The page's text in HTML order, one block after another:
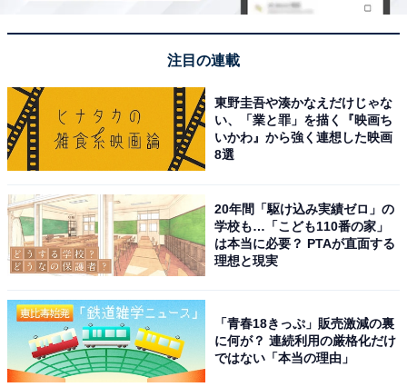
設置しても運転中の視界の邪魔になりません。シン
っきりとなじむと思います。
SDカードの定期フォーマットが不要なメンテナン
ドラレコのような初期化エラーの手間がなくなり、
機械操作が苦手な家族も喜んでいます。
注目の連載
東野圭吾や湊かなえだけじゃな
い、「業と罪」を描く『映画ち
いかわ』から強く連想した映画
8選
20年間「駆け込み実績ゼロ」の
学校も…「こども110番の家」
は本当に必要？ PTAが直面する
理想と現実
「青春18きっぷ」販売激減の裏
に何が？ 連続利用の厳格化だけ
ではない「本当の理由」